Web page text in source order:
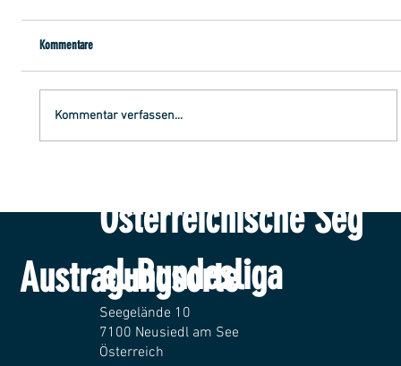
Kommentare
Kommentar verfassen...
Österreichische Seg
el-Bundesliga
Seegelände 10
7100 Neusiedl am See
Österreich
Austragungsorte